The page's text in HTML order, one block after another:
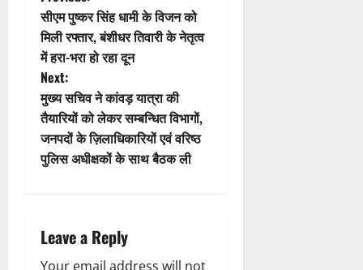
i
o
n
o
s
t
n
a
i
सीएम पुष्कर सिंह धामी के विजन को
मिली रफ्तार, बंशीधर तिवारी के नेतृत्व
में हरा-भरा हो रहा दून
Next:
मुख्य सचिव ने कांवड़ यात्रा की
तैयारियों को लेकर सम्बन्धित विभागों,
जनपदों के ज़िलाधिकारियों एवं वरिष्ठ
पुलिस अधीक्षकों के साथ बैठक ली
Leave a Reply
Your email address will not